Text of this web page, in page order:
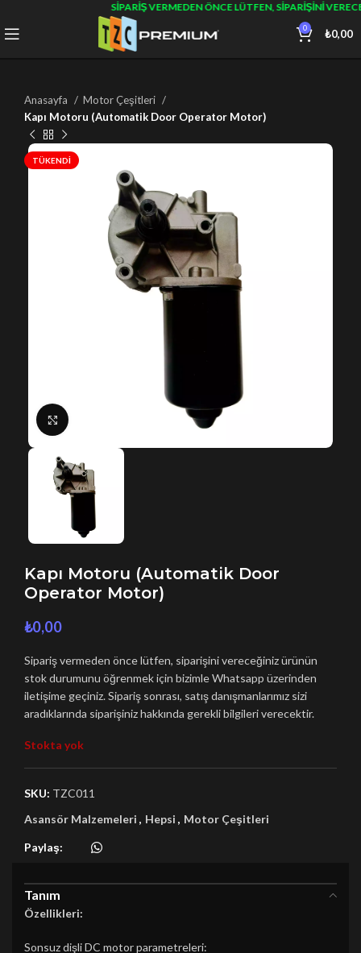
SIPARIŞ VERMEDEN ÖNCE LÜTFEN, SIPARIŞINI
0 ₺0,00
Anasayfa
Motor Çeşitleri
Kapı Motoru (Automatik Door Operator Motor)
TÜKENDI
Kapı Motoru (Automatik Door
Operator Motor)
₺0,00
Sipariş vermeden önce lütfen, siparişini vereceğiniz ürünün
stok durumunu öğrenmek için bizimle Whatsapp üzerinden
iletişime geçiniz. Sipariş sonrası, satış danışmanlarımız sizi
aradıklarında siparişiniz hakkında gerekli bilgileri verecektir.
Stokta yok
SKU: TZC011
Asansör Malzemeleri , Hepsi , Motor Çeşitleri
Paylaş:
Tanım
Özellikleri:
Sonsuz dişli DC motor parametreleri: